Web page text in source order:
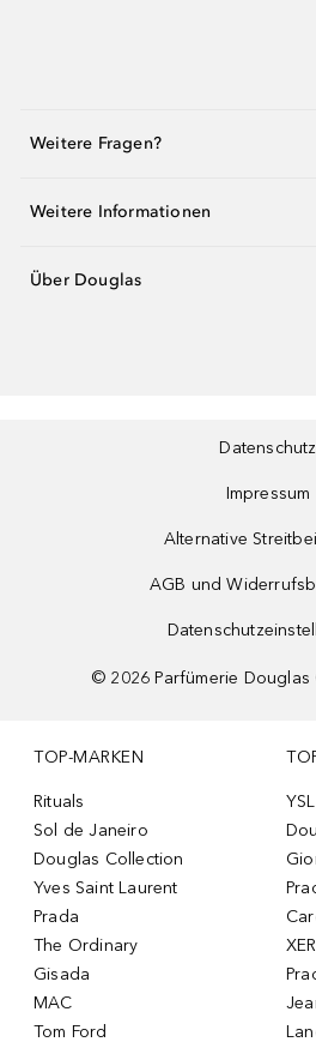
Weitere Fragen?
Weitere Informationen
Über Douglas
Datenschutz
Impressum
Alternative
AGB und
© 2026 Parfümerie Douglas
TOP-MARKEN
Rituals
Sol de Janeiro
Douglas Collection
Yves Saint Laurent
Prada
The Ordinary
Gisada
MAC
Tom Ford